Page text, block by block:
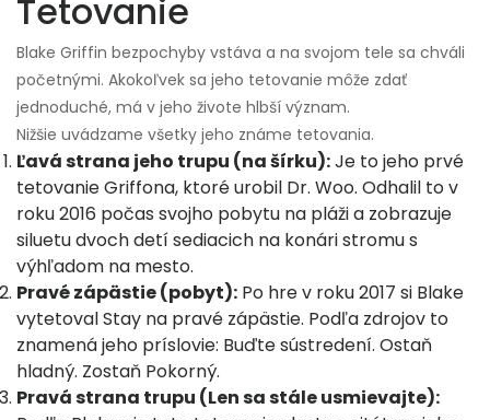
Tetovanie
Blake Griffin bezpochyby vstáva a na svojom tele sa chváli
početnými. Akokoľvek sa jeho tetovanie môže zdať
jednoduché, má v jeho živote hlbší význam.
Nižšie uvádzame všetky jeho známe tetovania.
Ľavá strana jeho trupu (na šírku):Je to jeho prvé
tetovanie Griffona, ktoré urobil Dr. Woo. Odhalil to v
roku 2016 počas svojho pobytu na pláži a zobrazuje
siluetu dvoch detí sediacich na konári stromu s
výhľadom na mesto.
Pravé zápästie (pobyt): Po hre v roku 2017 si Blake
vytetoval Stay na pravé zápästie. Podľa zdrojov to
znamená jeho príslovie: Buďte sústredení. Ostaň
hladný. Zostaň Pokorný.
Pravá strana trupu (Len sa stále usmievajte):